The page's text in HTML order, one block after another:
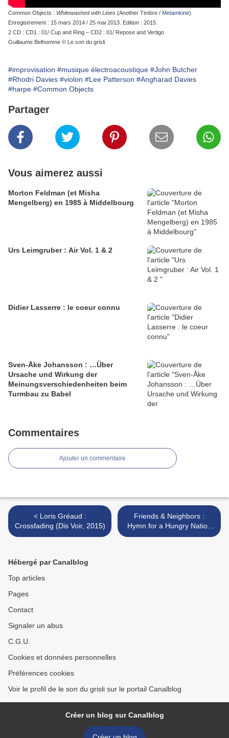
Common Objects : Whitewashed with Lines (Another Timbre / Metamkine)
Enregistrement : 15 mars 2014 / 25 mai 2013. Edition : 2015.
2 CD : CD1 : 01/ Cup and Ring – CD2 : 01/ Repose and Vertigo
Guillaume Belhomme © Le son du grisli
#improvisation #musique électroacoustique #John Butcher
#Rhodri Davies #violon #Lee Patterson #Angharad Davies
#harpe #Common Objects
Partager
Vous aimerez aussi
Morton Feldman (et Misha
Mengelberg) en 1985 à Middelbourg
Urs Leimgruber : Air Vol. 1 & 2
Didier Lasserre : le coeur connu
Sven-Åke Johansson : …Über
Ursache und Wirkung der
Meinungsverschiedenheiten beim
Turmbau zu Babel
Commentaires
Ajouter un commentaire
< Loris Gréaud :
Crossfading (Dis Voir, 2015)
Friends & Neighbors :
Hymn for a Hungry Nation
(Clean Feed, 2014) >
Hébergé par Canalblog
Top articles
Pages
Contact
Signaler un abus
C.G.U.
Cookies et données personnelles
Préférences cookies
Voir le profil de le son du grisli sur le portail Canalblog
Créer un blog sur Canalblog